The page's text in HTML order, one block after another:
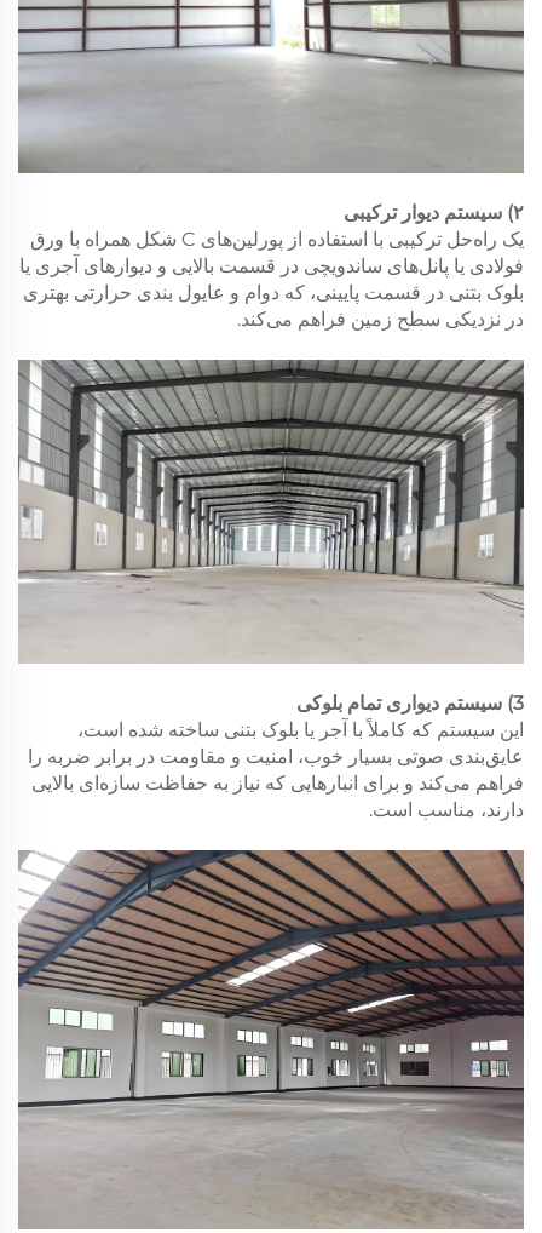
۲) سیستم دیوار ترکیبی
یک راه‌حل ترکیبی با استفاده از پورلین‌های C شکل همراه با ورق
فولادی یا پانل‌های ساندویچی در قسمت بالایی و دیوارهای آجری یا
بلوک بتنی در قسمت پایینی، که دوام و عایول بندی حرارتی بهتری
در نزدیکی سطح زمین فراهم می‌کند.
3) سیستم دیواری تمام بلوکی
این سیستم که کاملاً با آجر یا بلوک بتنی ساخته شده است،
عایق‌بندی صوتی بسیار خوب، امنیت و مقاومت در برابر ضربه را
فراهم می‌کند و برای انبارهایی که نیاز به حفاظت سازه‌ای بالایی
دارند، مناسب است.